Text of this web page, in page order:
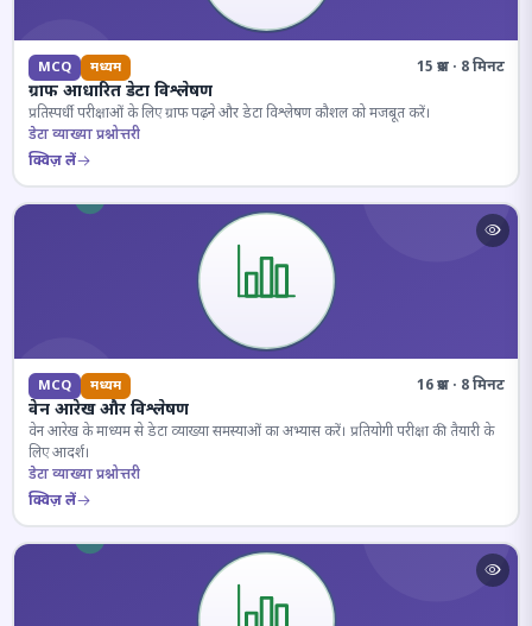
MCQ मध्यम 15 प्रश्न · 8 मिनट
ग्राफ आधारित डेटा विश्लेषण
प्रतिस्पर्धी परीक्षाओं के लिए ग्राफ पढ़ने और डेटा विश्लेषण कौशल को मजबूत करें।
डेटा व्याख्या प्रश्नोत्तरी
क्विज़ लें
MCQ मध्यम 16 प्रश्न · 8 मिनट
वेन आरेख और विश्लेषण
वेन आरेख के माध्यम से डेटा व्याख्या समस्याओं का अभ्यास करें। प्रतियोगी परीक्षा की तैयारी के
लिए आदर्श।
डेटा व्याख्या प्रश्नोत्तरी
क्विज़ लें